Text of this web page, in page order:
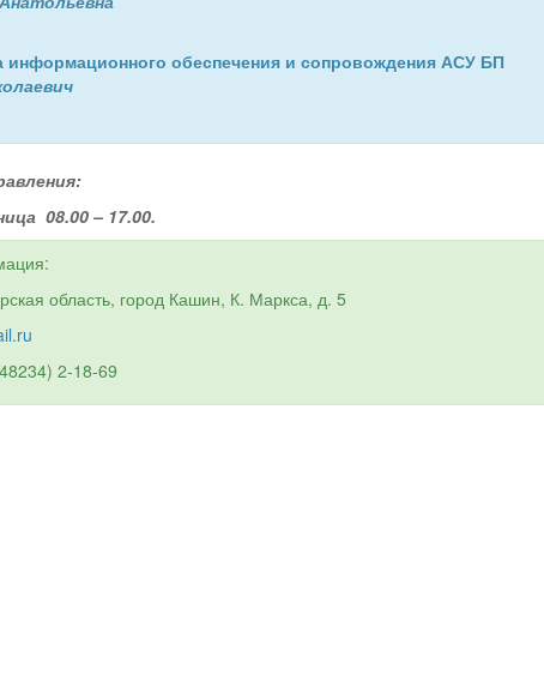
информационного обеспечения и сопровождения АСУ БП
08.00 – 17.00.
область, город Кашин, К. Маркса, д. 5
2-18-69